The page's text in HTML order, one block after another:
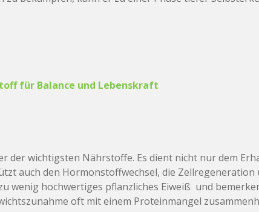
für Balance und Lebenskraft
der wichtigsten Nährstoffe. Es dient nicht nur dem
auch den Hormonstoffwechsel, die
wenig hochwertiges pflanzliches Eiweiß und
oft mit einem Proteinmangel